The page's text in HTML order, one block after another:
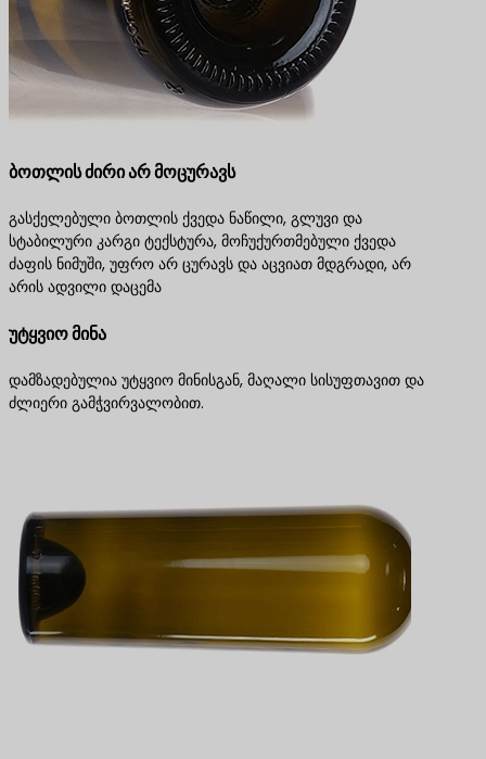
ბოთლის ძირი არ მოცურავს
გასქელებული ბოთლის ქვედა ნაწილი, გლუვი და
სტაბილური კარგი ტექსტურა, მოჩუქურთმებული ქვედა
ძაფის ნიმუში, უფრო არ ცურავს და აცვიათ მდგრადი, არ
არის ადვილი დაცემა
უტყვიო მინა
დამზადებულია უტყვიო მინისგან, მაღალი სისუფთავით და
ძლიერი გამჭვირვალობით.